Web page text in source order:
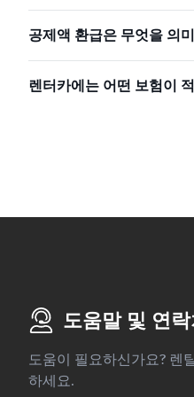
공제액 환급은 무엇을 의
렌터카에는 어떤 보험이
도움말 및 연락
도움이 필요하신가요? 렌
하세요.